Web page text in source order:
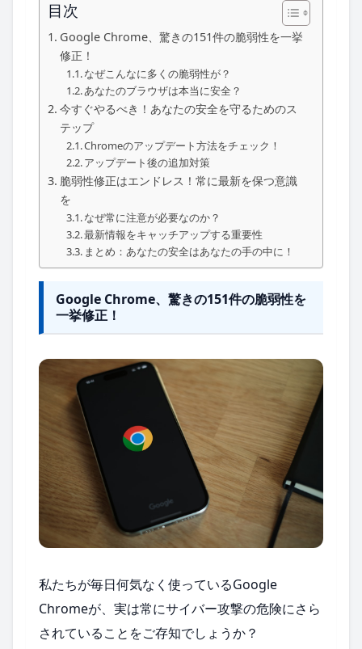
目次
Google Chrome、驚きの151件の脆弱性を一挙
修正！
なぜこんなに多くの脆弱性が？
あなたのブラウザは本当に安全？
今すぐやるべき！あなたの安全を守るためのス
テップ
Chromeのアップデート方法をチェック！
アップデート後の追加対策
脆弱性修正はエンドレス！常に最新を保つ意識
を
なぜ常に注意が必要なのか？
最新情報をキャッチアップする重要性
まとめ：あなたの安全はあなたの手の中に！
Google Chrome、驚きの151件の脆弱性を
一挙修正！
私たちが毎日何気なく使っているGoogle
Chromeが、実は常にサイバー攻撃の危険にさら
されていることをご存知でしょうか？